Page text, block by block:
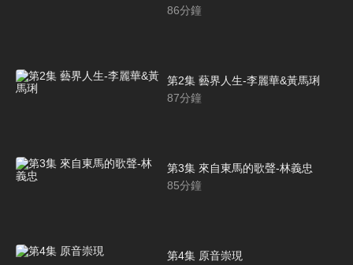
86分鐘
第2集 藝界人生-李麗華&黃馬琍
87分鐘
第3集 來自東馬的歌聲-林義忠
85分鐘
第4集 原音崇現